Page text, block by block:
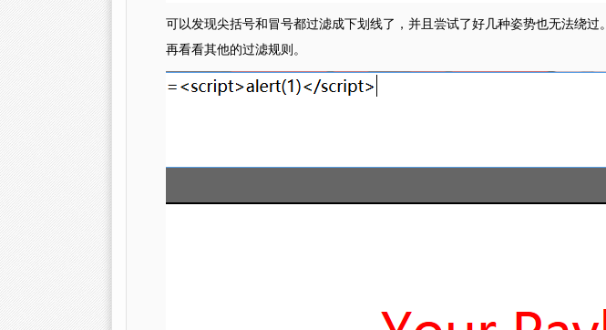
可以发现尖括号和冒号都过滤成下划线了，并且尝试了好几种姿势也无法绕过。
再看看其他的过滤规则。